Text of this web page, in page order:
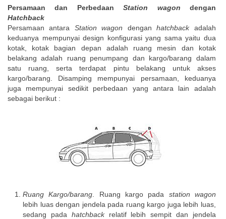
Persamaan dan PerbedaanStation wagon dengan
Hatchback
Persamaan antara Station wagon denganhatchbackadalah
keduanya mempunyai design konfigurasi yang sama yaitu dua
kotak, kotak bagian depan adalah ruang mesin dan kotak
belakang adalah ruang penumpang dan kargo/barang dalam
satu ruang, serta terdapat pintu belakang untuk akses
kargo/barang. Disamping mempunyai persamaan, keduanya
juga mempunyai sedikit perbedaan yang antara lain adalah
sebagai berikut :
Ruang Kargo/barang . Ruang kargo pada station wagon
lebih luas dengan jendela pada ruang kargo juga lebih luas,
sedang pada hatchbackrelatif lebih sempit dan jendela